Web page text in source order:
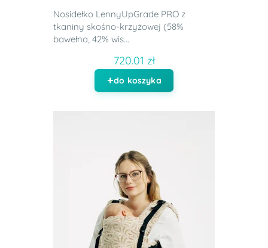
Nosidełko LennyUpGrade PRO z
tkaniny skośno-krzyżowej (58%
bawełna, 42% wis...
720.01 zł
do koszyka